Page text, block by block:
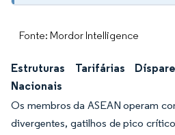
Fonte: Mordor Intelligence
Estruturas Tarifárias
Nacionais
Os membros da ASEAN operam
divergentes, gatilhos de pico